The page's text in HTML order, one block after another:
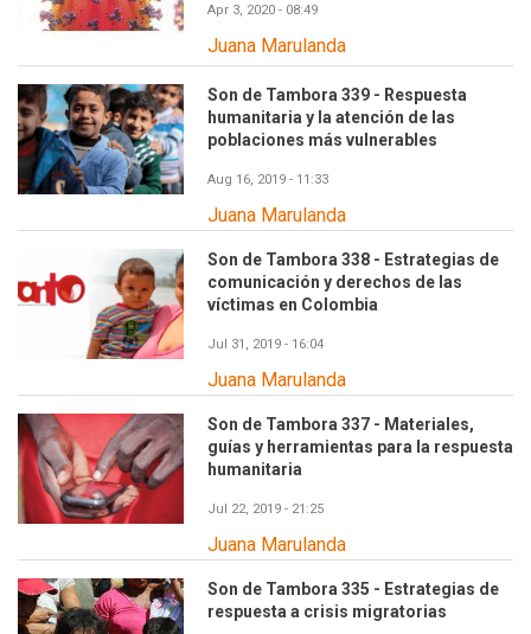
Apr 3, 2020 - 08:49
Juana Marulanda
Son de Tambora 339 - Respuesta
humanitaria y la atención de las
poblaciones más vulnerables
Aug 16, 2019 - 11:33
Juana Marulanda
Son de Tambora 338 - Estrategias de
comunicación y derechos de las
víctimas en Colombia
Jul 31, 2019 - 16:04
Juana Marulanda
Son de Tambora 337 - Materiales,
guías y herramientas para la respuesta
humanitaria
Jul 22, 2019 - 21:25
Juana Marulanda
Son de Tambora 335 - Estrategias de
respuesta a crisis migratorias